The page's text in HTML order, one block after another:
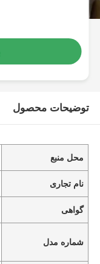
توضیحات محصول
محل منبع
نام تجاری
گواهی
شماره مدل